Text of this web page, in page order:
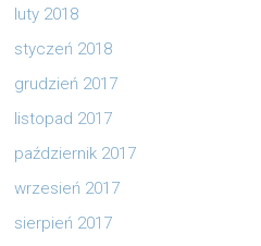
luty 2018
styczeń 2018
grudzień 2017
listopad 2017
październik 2017
wrzesień 2017
sierpień 2017